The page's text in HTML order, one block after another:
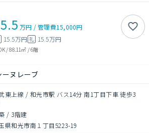
万円 /管理費15,000円
15.5万円 礼 15.5万円
/88.11㎡ /6階
ヌレーブ
東上線 / 和光市駅 バス14分 南1丁目下車 徒歩3
/ 3階建
県和光市南１丁目5223-19